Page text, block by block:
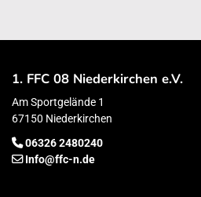
1. FFC 08 Niederkirchen e.V.
Am Sportgelände 1
67150 Niederkirchen
06326 2480240
Info@ffc-n.de